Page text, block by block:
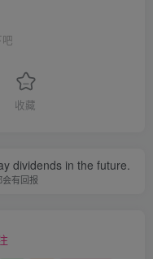
收藏
dividends in the future.
有回报